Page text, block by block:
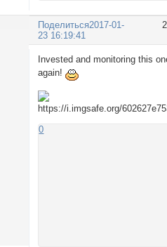
Поделиться2017-01-
23 16:19:41
Invested and monitoring this
again!
0